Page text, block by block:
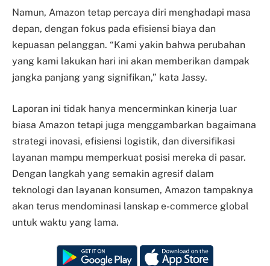
Namun, Amazon tetap percaya diri menghadapi masa
depan, dengan fokus pada efisiensi biaya dan
kepuasan pelanggan. “Kami yakin bahwa perubahan
yang kami lakukan hari ini akan memberikan dampak
jangka panjang yang signifikan,” kata Jassy.
Laporan ini tidak hanya mencerminkan kinerja luar
biasa Amazon tetapi juga menggambarkan bagaimana
strategi inovasi, efisiensi logistik, dan diversifikasi
layanan mampu memperkuat posisi mereka di pasar.
Dengan langkah yang semakin agresif dalam
teknologi dan layanan konsumen, Amazon tampaknya
akan terus mendominasi lanskap e-commerce global
untuk waktu yang lama.